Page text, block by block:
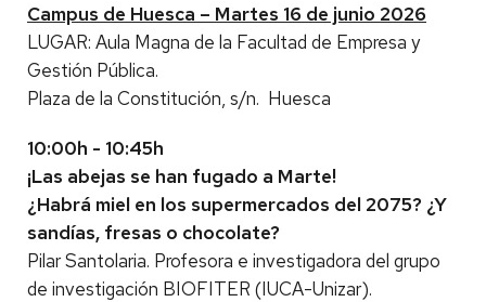
Campus de Huesca – Martes 16 de junio 2026
LUGAR: Aula Magna de la Facultad de Empresa y
Gestión Pública.
Plaza de la Constitución, s/n. Huesca
10:00h - 10:45h
¡Las abejas se han fugado a Marte!
¿Habrá miel en los supermercados del 2075? ¿Y
sandías, fresas o chocolate?
Pilar Santolaria. Profesora e investigadora del grupo
de investigación BIOFITER (IUCA-Unizar).